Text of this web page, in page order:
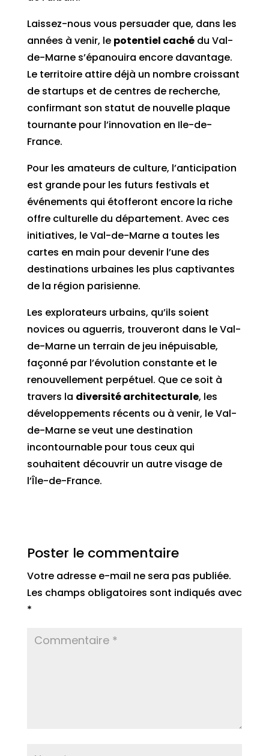
Laissez-nous vous persuader que, dans les
années à venir, le potentiel cachédu Val-
de-Marne s’épanouira encore davantage.
Le territoire attire déjà un nombre croissant
de startups et de centres de recherche,
confirmant son statut de nouvelle plaque
tournante pour l’innovation en Ile-de-
France.
Pour les amateurs de culture, l’anticipation
est grande pour les futurs festivals et
événements qui étofferont encore la riche
offre culturelle du département. Avec ces
initiatives, le Val-de-Marne a toutes les
cartes en main pour devenir l’une des
destinations urbaines les plus captivantes
de la région parisienne.
Les explorateurs urbains, qu’ils soient
novices ou aguerris, trouveront dans le Val-
de-Marne un terrain de jeu inépuisable,
façonné par l’évolution constante et le
renouvellement perpétuel. Que ce soit à
travers la diversité architecturale, les
développements récents ou à venir, le Val-
de-Marne se veut une destination
incontournable pour tous ceux qui
souhaitent découvrir un autre visage de
l’Île-de-France.
Poster le commentaire
Votre adresse e-mail ne sera pas publiée.
Les champs obligatoires sont indiqués avec
*